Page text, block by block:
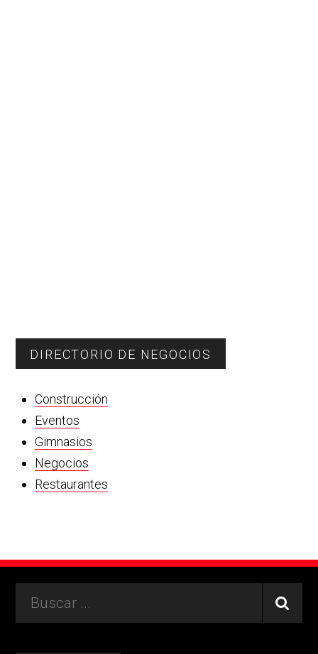
DIRECTORIO DE NEGOCIOS
Construcción
Eventos
Gimnasios
Negocios
Restaurantes
Footer